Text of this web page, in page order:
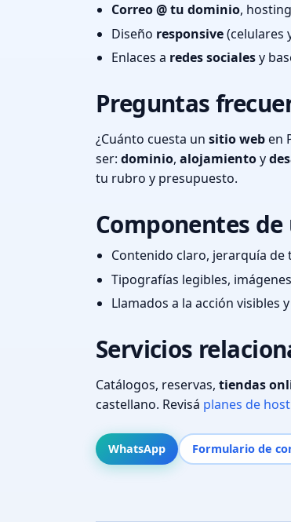
Correo @ tu dominio,
Diseño responsive(celulares
Enlaces a redes socialesy
Preguntas
¿Cuánto cuesta un sitio weben
ser: dominio, alojamientoy
tu rubro y presupuesto.
Componentes
Contenido claro, jerarquía
Tipografías legibles,
Llamados a la acción
Servicios
Catálogos, reservas, tiendas
castellano. Revisá planes de
WhatsApp Formulario de